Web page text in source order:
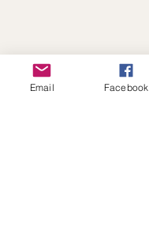
Email Facebook